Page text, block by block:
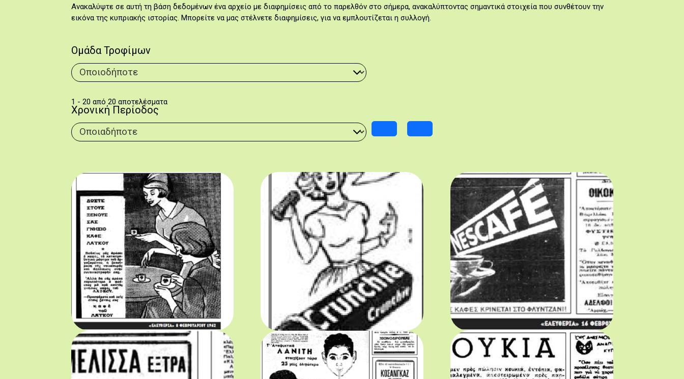
Ανακαλύψτε σε αυτή τη βάση δεδομένων ένα αρχείο με διαφημίσεις από το παρελθόν στο σήμερα, ανακαλύπτοντας σημαντικά στοιχεία που συνθέτουν την
εικόνα της κυπριακής ιστορίας. Μπορείτε να μας στέλνετε διαφημίσεις, για να εμπλουτίζεται η συλλογή.
1 - 20 από 20 αποτελέσματα
Ομάδα Τροφίμων
Χρονική Περίοδος